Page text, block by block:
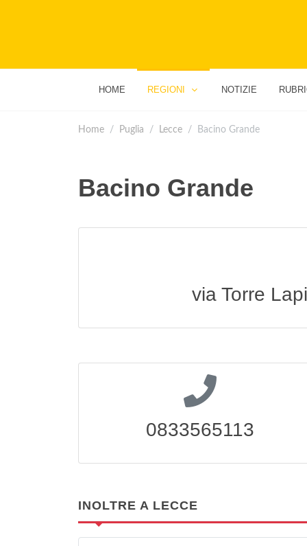
HOME REGIONI NOTIZIE
Home Puglia Lecce Bacino Grande
Bacino Grande
via Torre
0833565113
INOLTRE A LECCE